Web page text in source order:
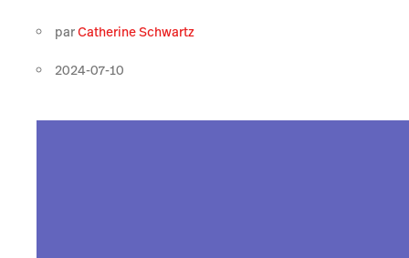
parCatherine Schwartz
2024-07-10